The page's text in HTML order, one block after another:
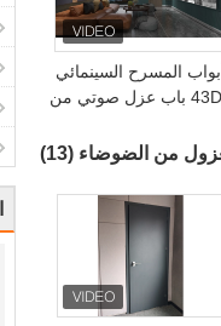
المسرح السينمائي
43DB باب عزل صوتي من
من الضوضاء (13)